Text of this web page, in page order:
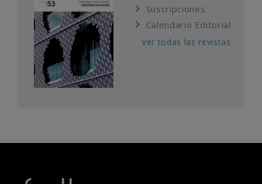
Suscripciones
Calendario Editorial
Ver todas las revistas